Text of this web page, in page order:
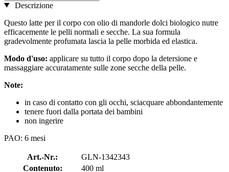
Descrizione
Questo latte per il corpo con olio di mandorle dolci biologico nutre
efficacemente le pelli normali e secche. La sua formula
gradevolmente profumata lascia la pelle morbida ed elastica.
Modo d'uso: applicare su tutto il corpo dopo la detersione e
massaggiare accuratamente sulle zone secche della pelle.
Note:
in caso di contatto con gli occhi, sciacquare abbondantemente
tenere fuori dalla portata dei bambini
non ingerire
PAO: 6 mesi
Art.-Nr.:
GLN-1342343
Contenuto:
400 ml